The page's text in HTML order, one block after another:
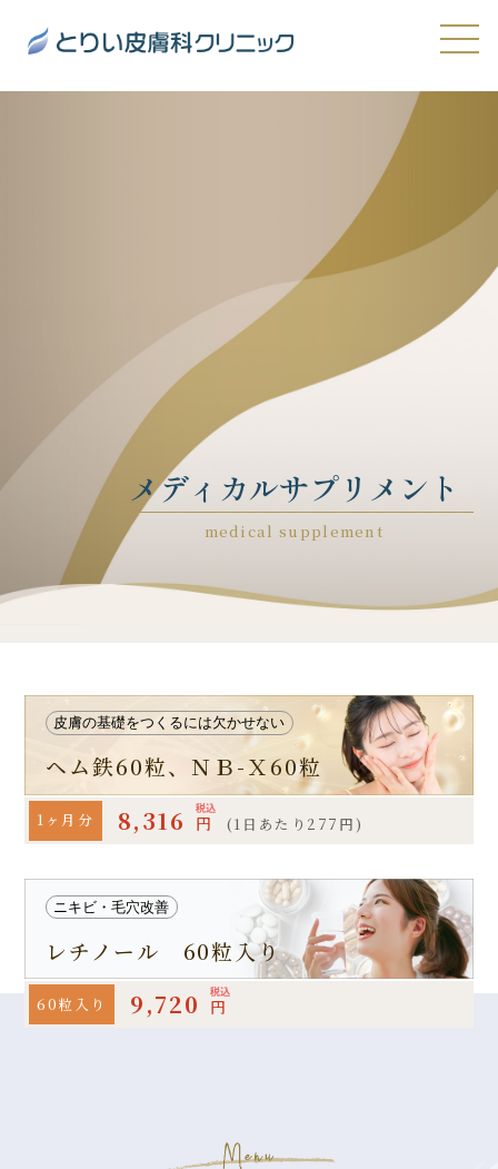
メディカルサプリメント
medical supplement
皮膚の基礎をつくるには欠かせない
ヘム鉄60粒、ＮＢ-Ｘ60粒
1ヶ月分 8,316 円 (1日あたり277円)
ニキビ・毛穴改善
レチノール 60粒入り
60粒入り 9,720 円